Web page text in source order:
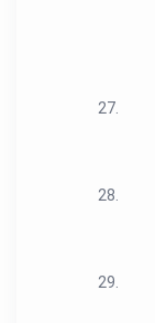
27.
28.
29.